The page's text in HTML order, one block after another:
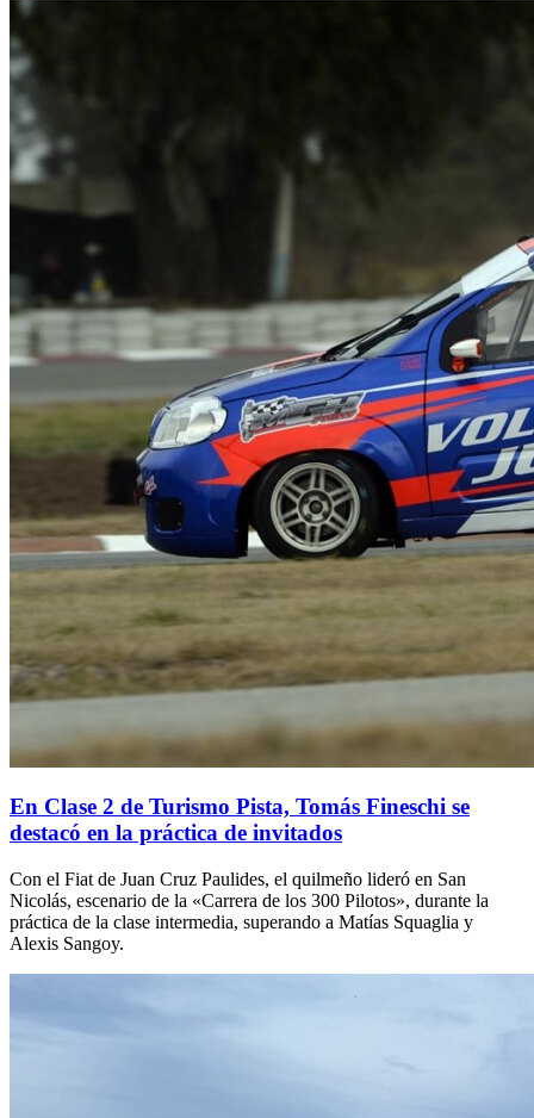
En Clase 2 de Turismo Pista, Tomás Fineschi se
destacó en la práctica de invitados
Con el Fiat de Juan Cruz Paulides, el quilmeño lideró en San
Nicolás, escenario de la «Carrera de los 300 Pilotos», durante la
práctica de la clase intermedia, superando a Matías Squaglia y
Alexis Sangoy.